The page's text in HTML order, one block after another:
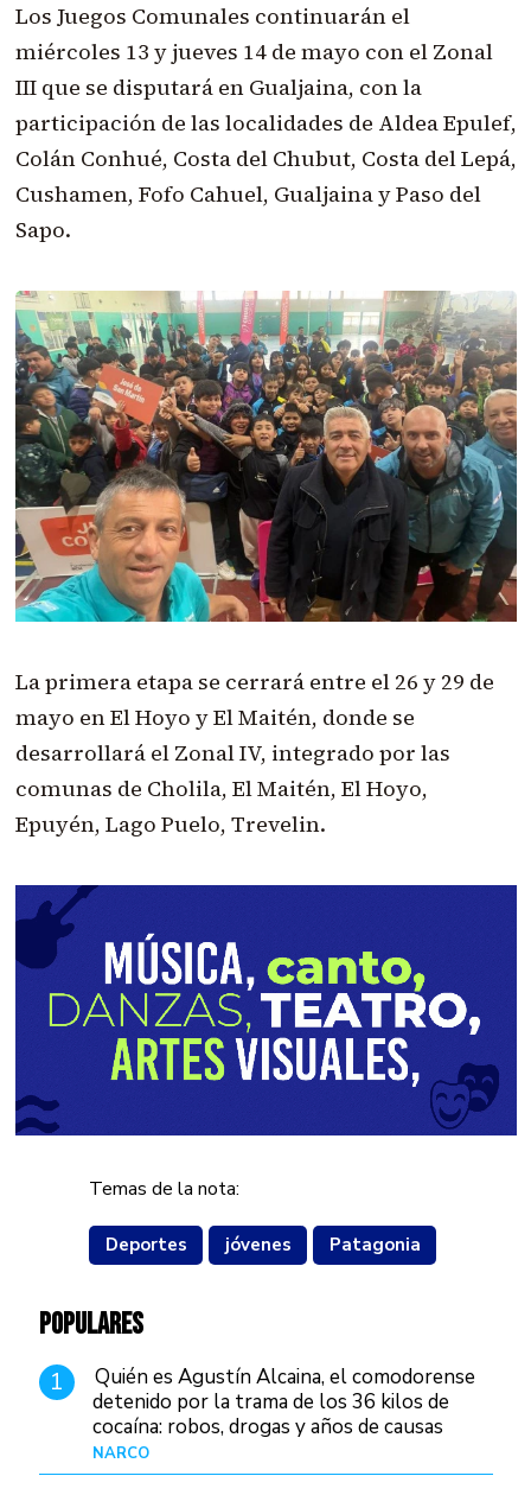
Los Juegos Comunales continuarán el
miércoles 13 y jueves 14 de mayo con el Zonal
III que se disputará en Gualjaina, con la
participación de las localidades de Aldea Epulef,
Colán Conhué, Costa del Chubut, Costa del Lepá,
Cushamen, Fofo Cahuel, Gualjaina y Paso del
Sapo.
La primera etapa se cerrará entre el 26 y 29 de
mayo en El Hoyo y El Maitén, donde se
desarrollará el Zonal IV, integrado por las
comunas de Cholila, El Maitén, El Hoyo,
Epuyén, Lago Puelo, Trevelin.
Temas de la nota:
Deportes jóvenes Patagonia
POPULARES
1
Quién es Agustín Alcaina, el comodorense
detenido por la trama de los 36 kilos de
cocaína: robos, drogas y años de causas
judiciales
NARCO